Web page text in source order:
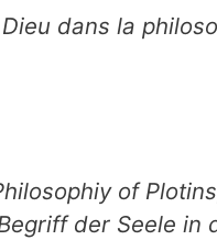
dans la
of
der Seele in